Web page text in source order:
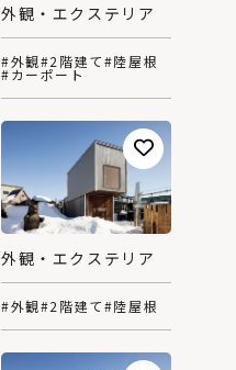
外観・エクステリア
#外観#2階建て#陸屋根
#カーポート
外観・エクステリア
#外観#2階建て#陸屋根